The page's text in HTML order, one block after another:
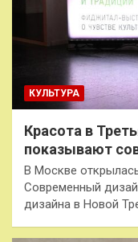
КУЛЬТУРА
Красота в
показывают
В Москве
Современный
дизайна в Новой